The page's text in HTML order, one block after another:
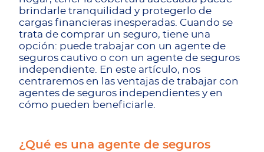
brindarle tranquilidad y protegerlo de
cargas financieras inesperadas. Cuando se
trata de comprar un seguro, tiene una
opción: puede trabajar con un agente de
seguros cautivo o con un agente de seguros
independiente. En este artículo, nos
centraremos en las ventajas de trabajar con
agentes de seguros independientes y en
cómo pueden beneficiarle.
¿Qué es una agente de seguros